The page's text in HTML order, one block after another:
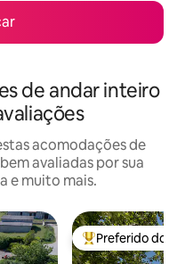
de andar inteiro
acomodações de
avaliadas por sua
e muito mais.
Entre os
Preferido dos